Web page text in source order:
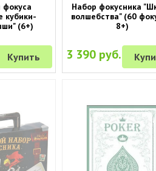
фокуса
кубики-
(6+)
Купить
Набор фокусника
волшебства" (60
8+)
3 390 руб.